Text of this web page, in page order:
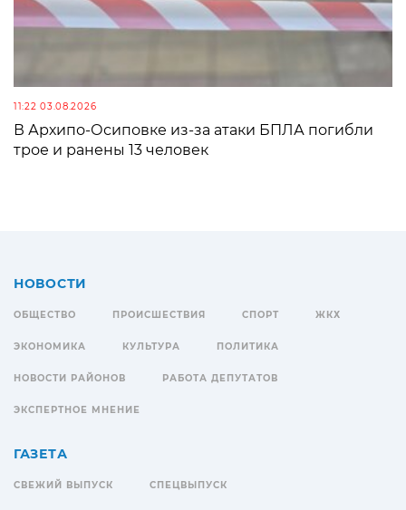
11:22 03.08.2026
В Архипо-Осиповке из-за атаки БПЛА погибли
трое и ранены 13 человек
НОВОСТИ
ОБЩЕСТВО ПРОИСШЕСТВИЯ СПОРТ ЖКХ
ЭКОНОМИКА КУЛЬТУРА ПОЛИТИКА
НОВОСТИ РАЙОНОВ РАБОТА ДЕПУТАТОВ
ЭКСПЕРТНОЕ МНЕНИЕ
ГАЗЕТА
СВЕЖИЙ ВЫПУСК СПЕЦВЫПУСК